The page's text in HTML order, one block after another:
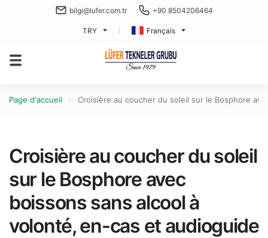
bilgi@lufer.com.tr +90 8504206464
TRY Français
Page d'accueil Croisière au coucher du soleil sur le Bosphore
Croisière au coucher du soleil
sur le Bosphore avec
boissons sans alcool à
volonté, en-cas et audioguide